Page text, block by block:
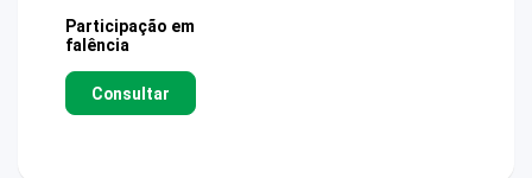
Participação em
falência
Consultar